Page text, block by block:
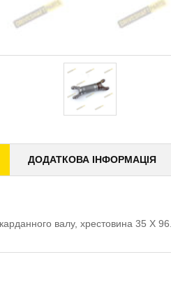
ДОДАТКОВА ІНФОРМАЦІЯ
валу, хрестовина 35 X